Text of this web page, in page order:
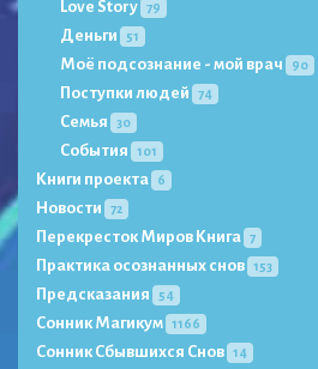
Love Story 79
Деньги 51
Моё подсознание - мой врач 90
Поступки людей 74
Семья 30
События 101
Книги проекта 6
Новости 72
Перекресток Миров Книга 7
Практика осознанных снов 153
Предсказания 54
Сонник Магикум 1166
Сонник Сбывшихся Снов 14